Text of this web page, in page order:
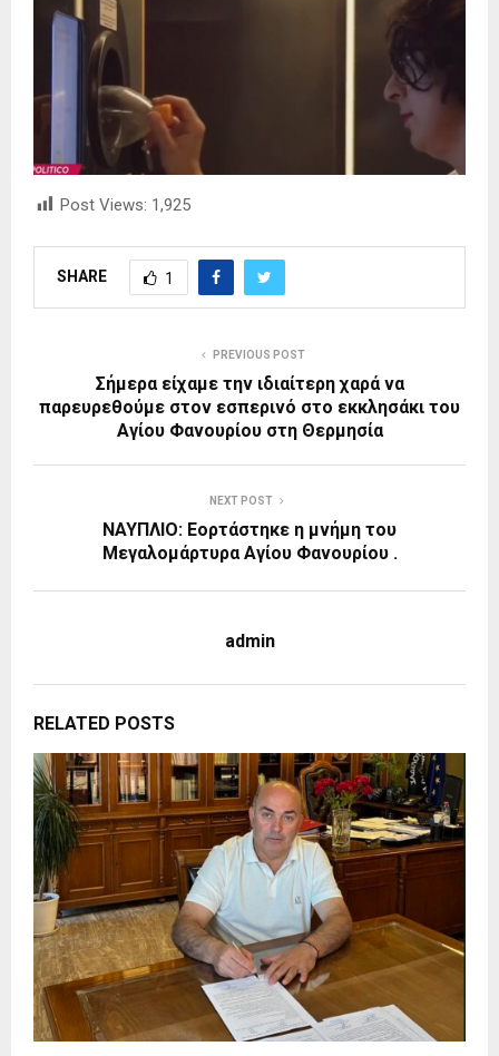
Post Views: 1,925
SHARE 1
PREVIOUS POST
Σήμερα είχαμε την ιδιαίτερη χαρά να
παρευρεθούμε στον εσπερινό στο εκκλησάκι του
Αγίου Φανουρίου στη Θερμησία
NEXT POST
ΝΑΥΠΛΙΟ: Εορτάστηκε η μνήμη του
Μεγαλομάρτυρα Αγίου Φανουρίου .
admin
RELATED POSTS